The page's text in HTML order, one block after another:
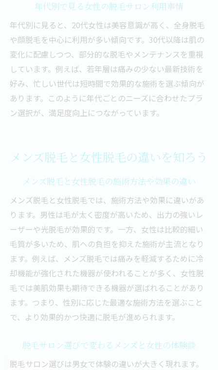
年代別で見る女性の脱毛サロン利用事情
年代別に見ると、20代女性は美容意識が高く、全身脱毛
や顔脱毛を中心に利用が多い傾向です。30代以降は肌の
変化に配慮しつつ、部分的な脱毛やメンテナンスを重視
しています。例えば、若年層は痛みの少ない最新技術を
好み、忙しい世代は短時間で効果的な施術を選ぶ傾向が
あります。このように年代ごとのニーズに合わせたプラ
ン選択が、満足度向上につながっています。
メンズ脱毛と女性脱毛の違いを知ろう
メンズ脱毛と女性脱毛の施術方法や効果の違い
メンズ脱毛と女性脱毛では、施術方法や効果に違いがあ
ります。男性は毛が太く密度が高いため、出力の強いレ
ーザーや光脱毛が効果的です。一方、女性は比較的細い
毛質が多いため、肌への負担を抑えた施術が主流となり
ます。例えば、メンズ脱毛では痛みを軽減するために冷
却機能が強化された機器が使われることが多く、女性脱
毛では美肌効果も期待できる機器が選ばれることがあり
ます。つまり、性別に応じた最適な施術方法を選ぶこと
で、より効果的かつ快適に脱毛が進められます。
脱毛サロン選びで変わるメンズと女性の体験談
脱毛サロン選びは男女で体験の違いが大きく現れます。